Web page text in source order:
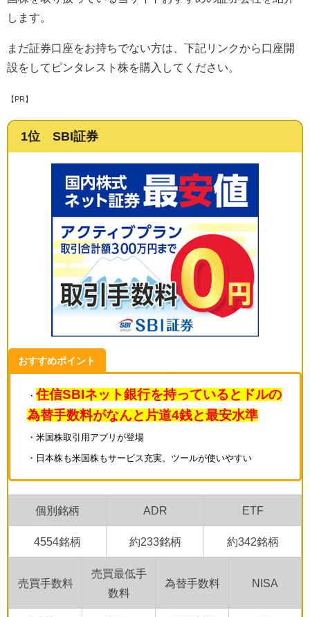
します。
まだ証券口座をお持ちでない方は、下記リンクから口座開
設をしてピンタレスト株を購入してください。
【PR】
1位 SBI証券
おすすめポイント
・ 住信SBIネット銀行を持っているとドルの
為替手数料がなんと片道4銭と最安水準
・ 米国株取引用アプリが登場
・日本株も米国株もサービス充実。ツールが使いやすい
個別銘柄 ADR ETF
4554銘柄 約233銘柄 約342銘柄
売買手数料
売買最低手
数料
為替手数料 NISA